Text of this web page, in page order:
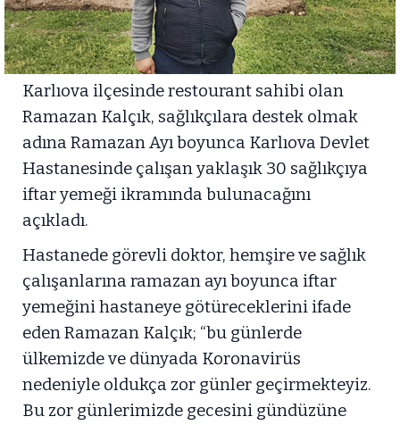
Karlıova ilçesinde restourant sahibi olan
Ramazan Kalçık, sağlıkçılara destek olmak
adına Ramazan Ayı boyunca Karlıova Devlet
Hastanesinde çalışan yaklaşık 30 sağlıkçıya
iftar yemeği ikramında bulunacağını
açıkladı.
Hastanede görevli doktor, hemşire ve sağlık
çalışanlarına ramazan ayı boyunca iftar
yemeğini hastaneye götüreceklerini ifade
eden Ramazan Kalçık; “bu günlerde
ülkemizde ve dünyada Koronavirüs
nedeniyle oldukça zor günler geçirmekteyiz.
Bu zor günlerimizde gecesini gündüzüne